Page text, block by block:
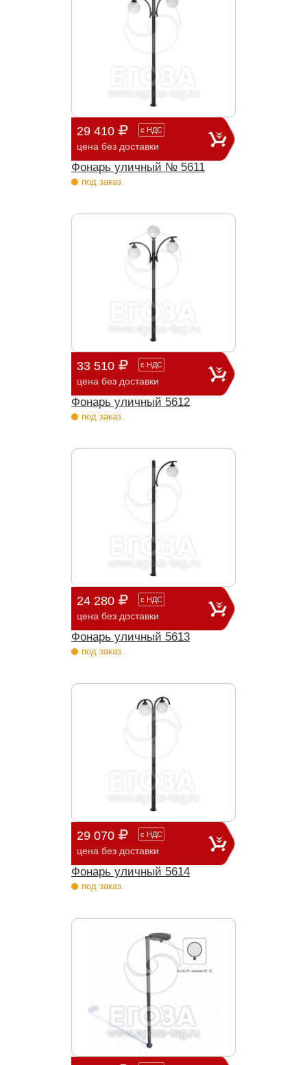
29 410 с НДС
цена без доставки
Фонарь уличный № 5611
под заказ.
33 510 с НДС
цена без доставки
Фонарь уличный 5612
под заказ.
24 280 с НДС
цена без доставки
Фонарь уличный 5613
под заказ.
29 070 с НДС
цена без доставки
Фонарь уличный 5614
под заказ.